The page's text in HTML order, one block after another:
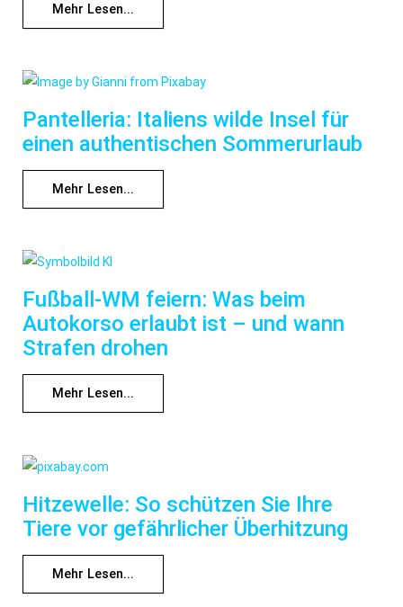
Mehr Lesen...
Pantelleria: Italiens wilde Insel für
einen authentischen Sommerurlaub
Mehr Lesen...
Fußball-WM feiern: Was beim
Autokorso erlaubt ist – und wann
Strafen drohen
Mehr Lesen...
Hitzewelle: So schützen Sie Ihre
Tiere vor gefährlicher Überhitzung
Mehr Lesen...